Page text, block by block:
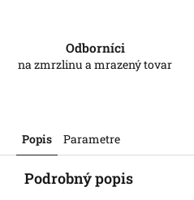
Odborníci
na zmrzlinu a mrazený tovar
Popis Parametre
Podrobný popis